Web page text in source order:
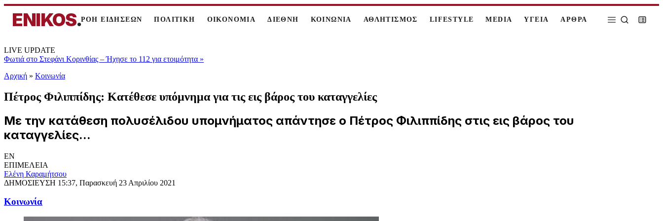
ENIKOS.ΡΟΗ ΕΙΔΗΣΕΩΝ ΠΟΛΙΤΙΚΗ ΟΙΚΟΝΟΜΙΑ ΔΙΕΘΝΗ ΚΟΙΝΩΝΙΑ ΑΘΛΗΤΙΣΜΟΣ LIFESTYLE MEDIA ΥΓΕΙΑ ΑΡΘΡΑ
LIVE UPDATE
Φωτιά στο Στεφάνι Κορινθίας – Ήχησε το 112 για ετοιμότητα »
Αρχική » Κοινωνία
Πέτρος Φιλιππίδης: Κατέθεσε υπόμνημα για τις εις βάρος του καταγγελίες
Με την κατάθεση πολυσέλιδου υπομνήματος απάντησε ο Πέτρος Φιλιππίδης στις εις βάρος του
καταγγελίες...
EN
ΕΠΙΜΕΛΕΙΑ
Ελένη Καραμήτσου
ΔΗΜΟΣΙΕΥΣΗ 15:37, Παρασκευή 23 Απριλίου 2021
Κοινωνία